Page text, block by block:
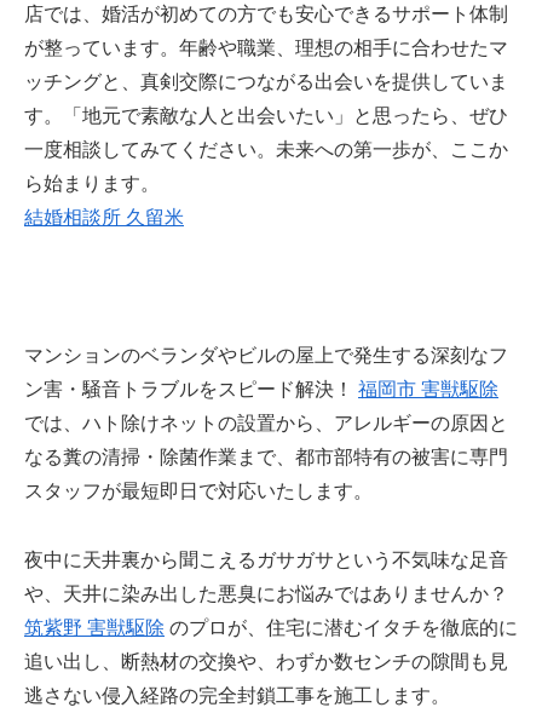
店では、婚活が初めての方でも安心できるサポート体制
が整っています。年齢や職業、理想の相手に合わせたマ
ッチングと、真剣交際につながる出会いを提供していま
す。「地元で素敵な人と出会いたい」と思ったら、ぜひ
一度相談してみてください。未来への第一歩が、ここか
ら始まります。
結婚相談所 久留米
マンションのベランダやビルの屋上で発生する深刻なフ
ン害・騒音トラブルをスピード解決！ 福岡市 害獣駆除
では、ハト除けネットの設置から、アレルギーの原因と
なる糞の清掃・除菌作業まで、都市部特有の被害に専門
スタッフが最短即日で対応いたします。
夜中に天井裏から聞こえるガサガサという不気味な足音
や、天井に染み出した悪臭にお悩みではありませんか？
筑紫野 害獣駆除 のプロが、住宅に潜むイタチを徹底的に
追い出し、断熱材の交換や、わずか数センチの隙間も見
逃さない侵入経路の完全封鎖工事を施工します。